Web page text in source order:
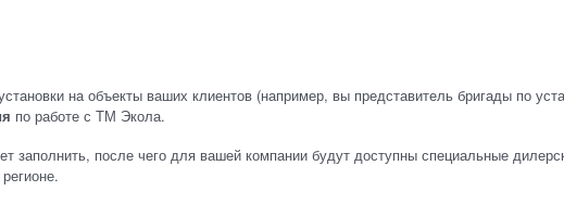
на объекты ваших клиентов (например, вы представитель бригады по
по работе с ТМ Экола.
заполнить, после чего для вашей компании будут доступны специальные